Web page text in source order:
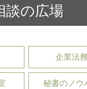
談の広場
企業法務
秘書のノウ